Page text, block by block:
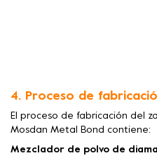
4. Proceso de
El proceso de fabricación del
Mosdan Metal Bond contiene:
Mezclador de polvo de